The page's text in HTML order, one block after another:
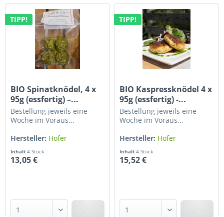
TIPP!
BIO Spinatknödel, 4 x
95g (essfertig) –...
Bestellung jeweils eine
Woche im Voraus...
Hersteller: Höfer
Inhalt4 Stück
13,05 €
TIPP!
BIO Kaspressknödel 4 x
95g (essfertig) -...
Bestellung jeweils eine
Woche im Voraus...
Hersteller: Höfer
Inhalt4 Stück
15,52 €